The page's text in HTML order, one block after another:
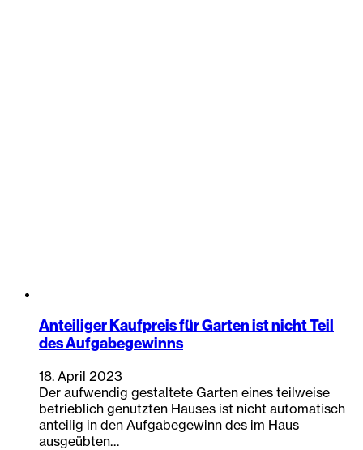
Anteiliger Kaufpreis für Garten ist nicht Teil
des Aufgabegewinns
18. April 2023
Der aufwendig gestaltete Garten eines teilweise
betrieblich genutzten Hauses ist nicht automatisch
anteilig in den Aufgabegewinn des im Haus
ausgeübten…